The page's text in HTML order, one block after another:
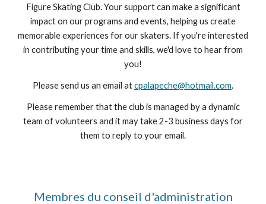
Figure Skating Club. Your support can make a significant
impact on our programs and events, helping us create
memorable experiences for our skaters. If you're interested
in contributing your time and skills, we'd love to hear from
you!
Pleasesend us an email atcpalapeche@hotmail.com.
Please remember that the club is managed by a dynamic
team of volunteers and it may take 2-3 business days for
them to reply to your email.
Membres du conseil d'administration